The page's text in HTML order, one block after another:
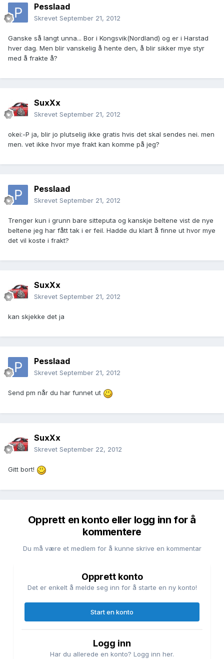
Pesslaad
Skrevet September 21, 2012
Ganske så langt unna... Bor i Kongsvik(Nordland) og er i Harstad
hver dag. Men blir vanskelig å hente den, å blir sikker mye styr
med å frakte å?
SuxXx
Skrevet September 21, 2012
okei:-P ja, blir jo plutselig ikke gratis hvis det skal sendes nei. men
men. vet ikke hvor mye frakt kan komme på jeg?
Pesslaad
Skrevet September 21, 2012
Trenger kun i grunn bare sitteputa og kanskje beltene vist de nye
beltene jeg har fått tak i er feil. Hadde du klart å finne ut hvor mye
det vil koste i frakt?
SuxXx
Skrevet September 21, 2012
kan skjekke det ja
Pesslaad
Skrevet September 21, 2012
Send pm når du har funnet ut
SuxXx
Skrevet September 22, 2012
Gitt bort!
Opprett en konto eller logg inn for å
kommentere
Du må være et medlem for å kunne skrive en kommentar
Opprett konto
Det er enkelt å melde seg inn for å starte en ny konto!
Start en konto
Logg inn
Har du allerede en konto? Logg inn her.